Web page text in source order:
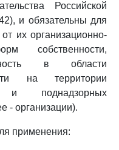
Российской
и обязательны для
их организационно-
в области
на территории
и поднадзорных
- организации).
применения: